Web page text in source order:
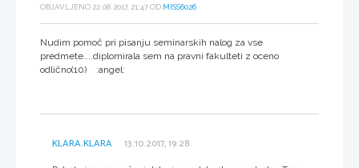
OBJAVLJENO 22.08.2017, 21:47 OD MISS6026
Nudim pomoč pri pisanju seminarskih nalog za vse
predmete....diplomirala sem na pravni fakulteti z oceno
odlično(10) :angel:
KLARA.KLARA 13.10.2017, 19:28